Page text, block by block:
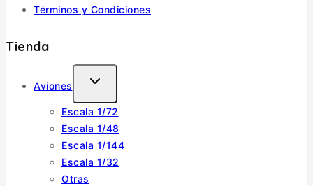
Términos y Condiciones
Tienda
Aviones
TOGGLE
MENU
Escala 1/72
Escala 1/48
Escala 1/144
Escala 1/32
Otras